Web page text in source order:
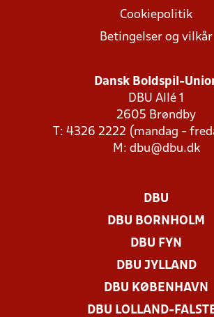
Cookiepolitik
Betingelser og vilkår
Dansk Boldspil-
DBU Allé 1
2605 Brøndby
T: 4326 2222 (mandag -
M: dbu@dbu.dk
DBU
DBU BORNHOLM
DBU FYN
DBU JYLLAND
DBU KØBENHAVN
DBU LOLLAND-